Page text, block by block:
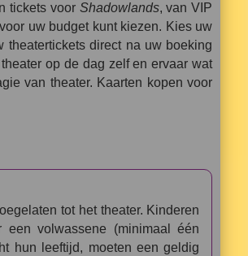
tickets voor Shadowlands, van VIP
uw budget kunt kiezen. Kies uw
theatertickets direct na uw boeking
op de dag zelf en ervaar wat
van theater. Kaarten kopen voor
tot het theater. Kinderen
volwassene (minimaal één
hun leeftijd, moeten een geldig